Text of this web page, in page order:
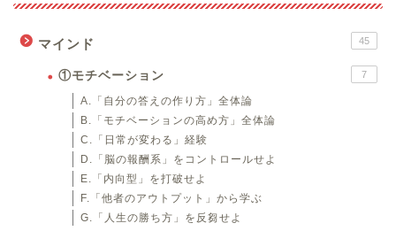
マインド 45
①モチベーション 7
A.「自分の答えの作り方」全体論
B.「モチベーションの高め方」全体論
C.「日常が変わる」経験
D.「脳の報酬系」をコントロールせよ
E.「内向型」を打破せよ
F.「他者のアウトプット」から学ぶ
G.「人生の勝ち方」を反芻せよ